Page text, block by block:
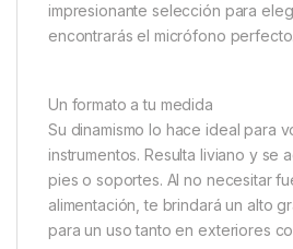
impresionante selección para
encontrarás el micrófono perfecto.
Un formato a tu medida
Su dinamismo lo hace ideal para
instrumentos. Resulta liviano y se
pies o soportes. Al no necesitar
alimentación, te brindará un alto
para un uso tanto en exteriores